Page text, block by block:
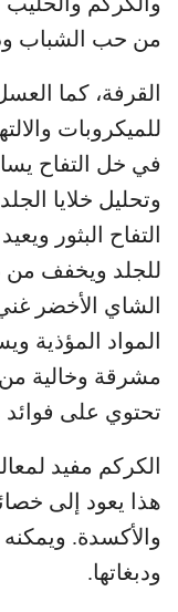
من حب الشباب
القرفة، كما
للميكروبات
في خل التفاح
وتحليل خلايا
للجلد ويخفف
الشاي الأخضر
المواد المؤذية
مشرقة وخالية من
تحتوي على فوائد
الكركم مفيد
هذا يعود إلى
والأكسدة.
ودبغاتها.